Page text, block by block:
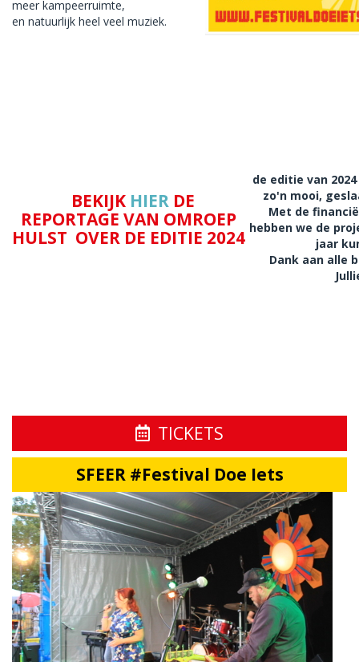
meer kampeerruimte,
en natuurlijk heel veel muziek.
BEKIJK HIER DE
REPORTAGE VAN OMROEP
HULST OVER DE EDITIE 2024
de editie van
zo'n mooi,
Met de
hebben we de
jaar
Dank aan alle
TICKETS
SFEER #Festival Doe Iets